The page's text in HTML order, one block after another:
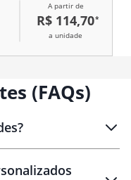
A partir de
R$ 114,70*
a unidade
(FAQs)